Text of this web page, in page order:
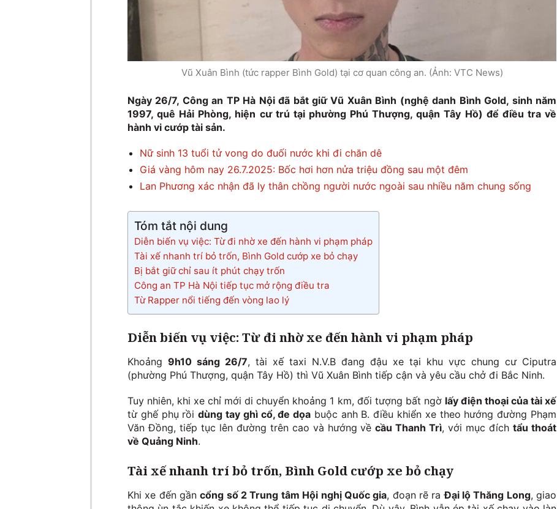
Vũ Xuân Bình (tức rapper Bình Gold) tại cơ quan công an. (Ảnh: VTC News)
Ngày 26/7, Công an TP Hà Nội đã bắt giữ Vũ Xuân Bình (nghệ danh Bình Gold, sinh năm
1997, quê Hải Phòng, hiện cư trú tại phường Phú Thượng, quận Tây Hồ) để điều tra về
hành vi cướp tài sản.
Nữ sinh 13 tuổi tử vong do đuối nước khi đi chăn dê
Giá vàng hôm nay 26.7.2025: Bốc hơi hơn nửa triệu đồng sau một đêm
Lan Phương xác nhận đã ly thân chồng người nước ngoài sau nhiều năm chung sống
Tóm tắt nội dung
Diễn biến vụ việc: Từ đi nhờ xe đến hành vi phạm pháp
Tài xế nhanh trí bỏ trốn, Bình Gold cướp xe bỏ chạy
Bị bắt giữ chỉ sau ít phút chạy trốn
Công an TP Hà Nội tiếp tục mở rộng điều tra
Từ Rapper nổi tiếng đến vòng lao lý
Diễn biến vụ việc: Từ đi nhờ xe đến hành vi phạm pháp
Khoảng 9h10 sáng 26/7, tài xế taxi N.V.B đang đậu xe tại khu vực chung cư Ciputra
(phường Phú Thượng, quận Tây Hồ) thì Vũ Xuân Bình tiếp cận và yêu cầu chở đi Bắc Ninh.
Tuy nhiên, khi xe chỉ mới di chuyển khoảng 1 km, đối tượng bất ngờ lấy điện thoại của tài xế
từ ghế phụ rồidùng tay ghì cổ, đe dọa buộc anh B. điều khiển xe theo hướng đường Phạm
Văn Đồng, tiếp tục lên đường trên cao và hướng vềcầu Thanh Trì, với mục đíchtẩu thoát
về Quảng Ninh.
Tài xế nhanh trí bỏ trốn, Bình Gold cướp xe bỏ chạy
Khi xe đến gầncổng số 2 Trung tâm Hội nghị Quốc gia, đoạn rẽ raĐại lộ Thăng Long, giao